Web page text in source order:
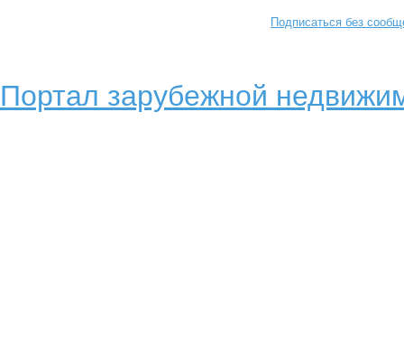
Подписаться без
Портал зарубежной